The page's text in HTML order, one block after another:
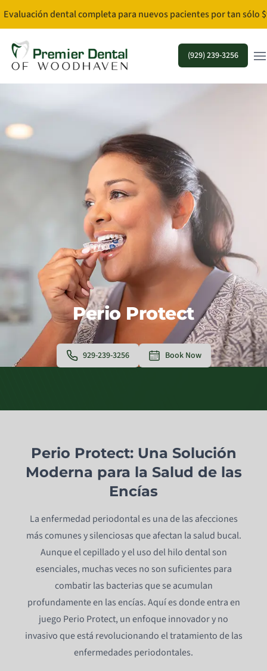
Evaluación dental completa para nuevos pacientes por tan sólo
(929) 239-3256
Perio Protect
929-239-3256 Book Now
Perio Protect: Una Solución
Moderna para la Salud de las
Encías
La enfermedad periodontal es una de las afecciones
más comunes y silenciosas que afectan la salud bucal.
Aunque el cepillado y el uso del hilo dental son
esenciales, muchas veces no son suficientes para
combatir las bacterias que se acumulan
profundamente en las encías. Aquí es donde entra en
juego Perio Protect, un enfoque innovador y no
invasivo que está revolucionando el tratamiento de las
enfermedades periodontales.